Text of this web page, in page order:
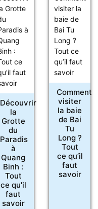
Découvrir
la
Grotte
du
Paradis
à
Quang
Binh :
Tout
ce qu'il
faut
savoir
Comment
visiter
la baie
de Bai
Tu
Long ?
Tout
ce qu’il
faut
savoir